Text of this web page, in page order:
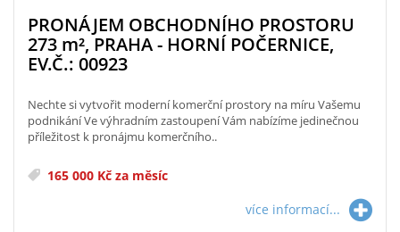
PRONÁJEM OBCHODNÍHO PROSTORU
273 m², PRAHA - HORNÍ POČERNICE,
EV.Č.: 00923
Nechte si vytvořit moderní komerční prostory na míru Vašemu
podnikání Ve výhradním zastoupení Vám nabízíme jedinečnou
příležitost k pronájmu komerčního..
165 000 Kč za měsíc
více informací...